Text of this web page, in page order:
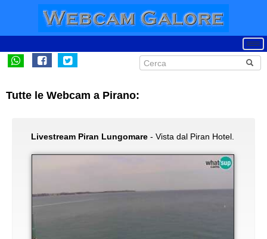
Tutte le Webcam a Pirano:
Livestream Piran Lungomare - Vista dal Piran Hotel.